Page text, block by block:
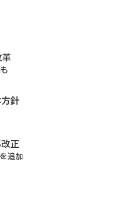
革
方針
正
を追加